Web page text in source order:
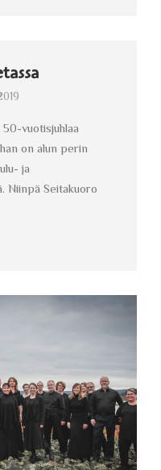
vuotisjuhlaa
on alun perin
ja
Niinpä Seitakuoro